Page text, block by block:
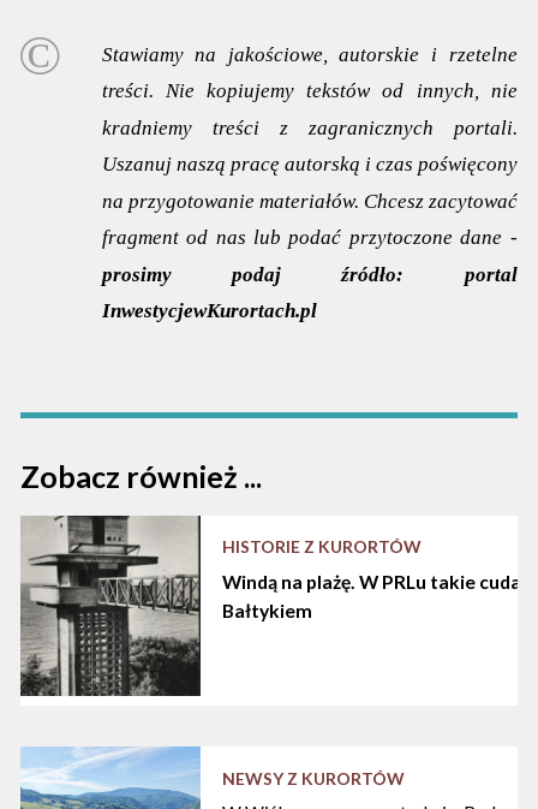
Stawiamy na jakościowe, autorskie i rzetelne
treści. Nie kopiujemy tekstów od innych, nie
kradniemy treści z zagranicznych portali.
Uszanuj naszą pracę autorską i czas poświęcony
na przygotowanie materiałów. Chcesz zacytować
fragment od nas lub podać przytoczone dane -
prosimy podaj źródło:
portal
InwestycjewKurortach.pl
Zobacz również ...
HISTORIE Z KURORTÓW
Windą na plażę. W PRLu takie cuda
Bałtykiem
NEWSY Z KURORTÓW